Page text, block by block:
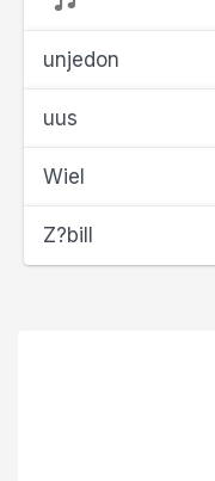
unjedon
uus
Wiel
Z?bill